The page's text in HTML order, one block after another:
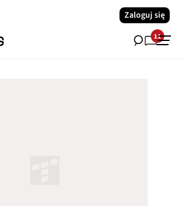
Zaloguj się
11